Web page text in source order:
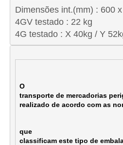
Dimensões int.(mm) : 600
4GV testado : 22 kg
4G testado : X 40kg / Y
O
transporte de mercadorias
realizado de acordo com as
que
classificam este tipo de